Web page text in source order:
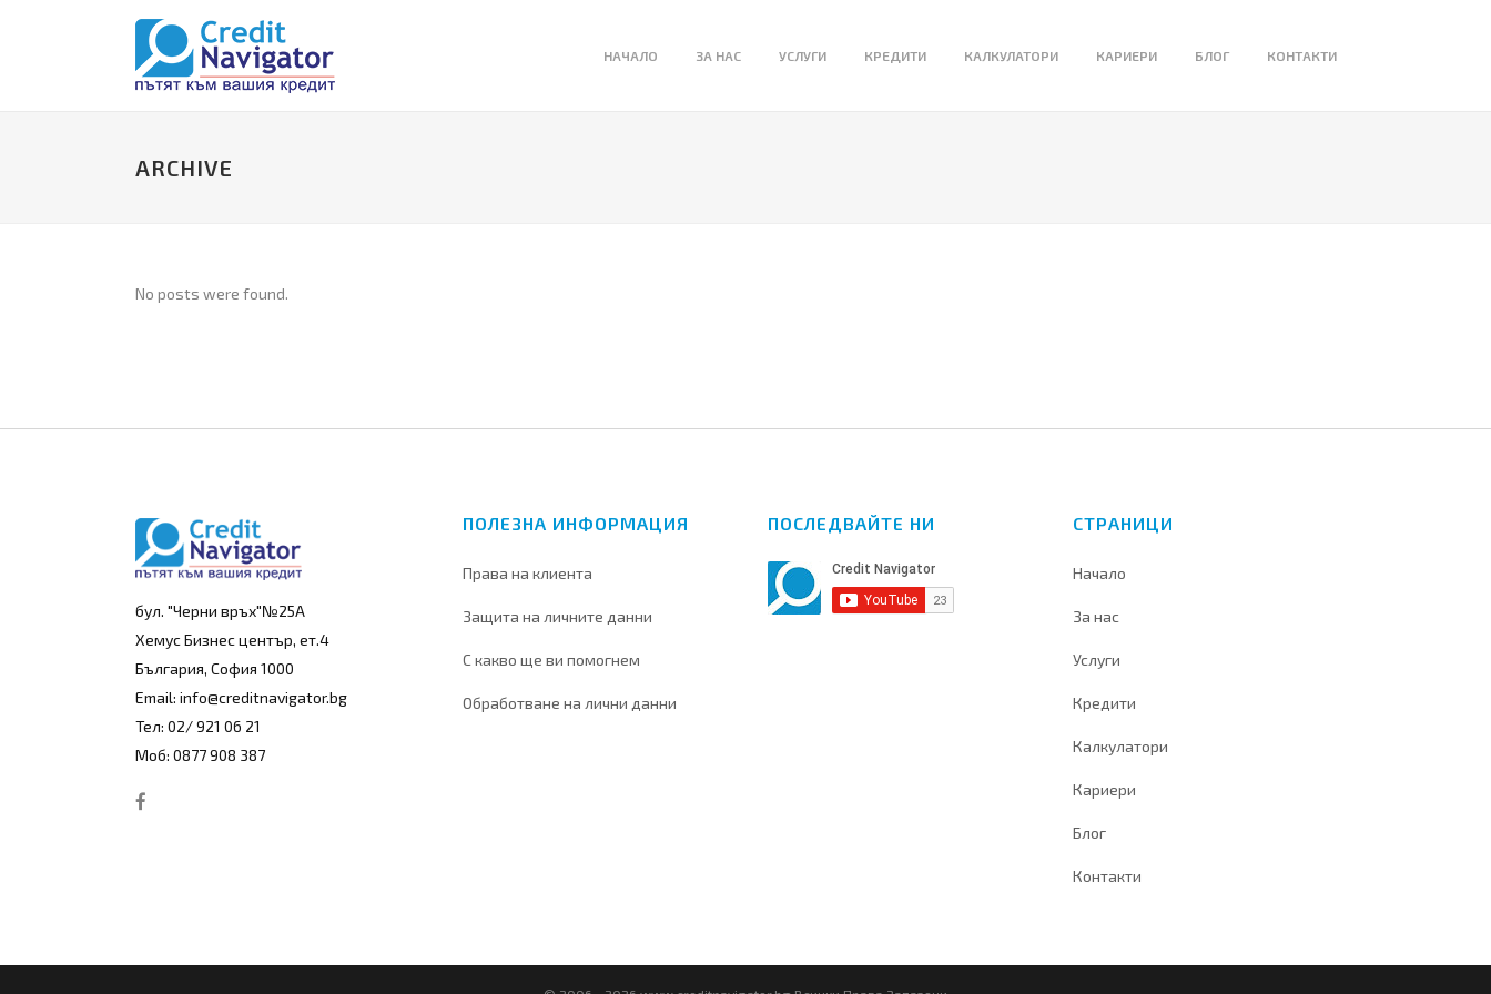
НАЧАЛО ЗА НАС УСЛУГИ КРЕДИТИ КАЛКУЛАТОРИ КАРИЕРИ БЛОГ КОНТАКТИ
ARCHIVE
No posts were found.
бул. "Черни връх"№25А
Хемус Бизнес център, ет.4
България, София 1000
Email: info@creditnavigator.bg
Тел: 02/ 921 06 21
Моб: 0877 908 387
ПОЛЕЗНА ИНФОРМАЦИЯ
Права на клиента
Защита на личните данни
С какво ще ви помогнем
Обработване на лични данни
ПОСЛЕДВАЙТЕ НИ СТРАНИЦИ
Начало
За нас
Услуги
Кредити
Калкулатори
Кариери
Блог
Контакти